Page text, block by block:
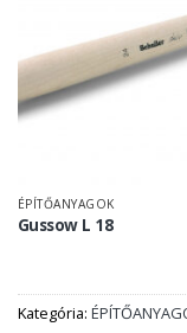
ÉPÍTŐANYAGOK
Gussow L 18
Kategória: